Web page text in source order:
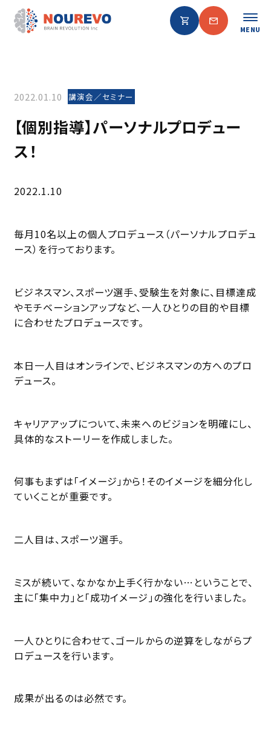
MENU
2022.01.10 講演会／セミナー
【個別指導】パーソナルプロデュー
ス！
2022.1.10
毎月10名以上の個人プロデュース（パーソナルプロデュ
ース）を行っております。
ビジネスマン、スポーツ選手、受験生を対象に、目標達成
やモチベーションアップなど、一人ひとりの目的や目標
に合わせたプロデュースです。
本日一人目はオンラインで、ビジネスマンの方へのプロ
デュース。
キャリアアップについて、未来へのビジョンを明確にし、
具体的なストーリーを作成しました。
何事もまずは「イメージ」から！そのイメージを細分化し
ていくことが重要です。
二人目は、スポーツ選手。
ミスが続いて、なかなか上手く行かない…ということで、
主に「集中力」と「成功イメージ」の強化を行いました。
一人ひとりに合わせて、ゴールからの逆算をしながらプ
ロデュースを行います。
成果が出るのは必然です。